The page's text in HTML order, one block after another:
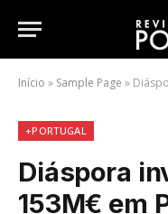
Início » Sample Page »
+PORTUGAL
Diáspora
153M€ em